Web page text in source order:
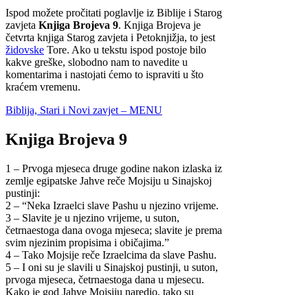
Ispod možete pročitati poglavlje iz Biblije i Starog
zavjeta Knjiga Brojeva 9. Knjiga Brojeva je
četvrta knjiga Starog zavjeta i Petoknjižja, to jest
židovske Tore. Ako u tekstu ispod postoje bilo
kakve greške, slobodno nam to navedite u
komentarima i nastojati ćemo to ispraviti u što
kraćem vremenu.
Biblija, Stari i Novi zavjet – MENU
Knjiga Brojeva 9
1 – Prvoga mjeseca druge godine nakon izlaska iz
zemlje egipatske Jahve reče Mojsiju u Sinajskoj
pustinji:
2 – “Neka Izraelci slave Pashu u njezino vrijeme.
3 – Slavite je u njezino vrijeme, u suton,
četrnaestoga dana ovoga mjeseca; slavite je prema
svim njezinim propisima i običajima.”
4 – Tako Mojsije reče Izraelcima da slave Pashu.
5 – I oni su je slavili u Sinajskoj pustinji, u suton,
prvoga mjeseca, četrnaestoga dana u mjesecu.
Kako je god Jahve Mojsiju naredio, tako su